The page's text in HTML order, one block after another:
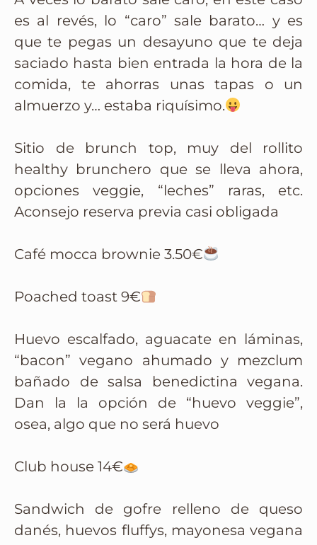
es al revés, lo “caro” sale barato… y es
que te pegas un desayuno que te deja
saciado hasta bien entrada la hora de la
comida, te ahorras unas tapas o un
almuerzo y… estaba riquísimo.
Sitio de brunch top, muy del rollito
healthy brunchero que se lleva ahora,
opciones veggie, “leches” raras, etc.
Aconsejo reserva previa casi obligada
Café mocca brownie 3.50€
Poached toast 9€
Huevo escalfado, aguacate en láminas,
“bacon” vegano ahumado y mezclum
bañado de salsa benedictina vegana.
Dan la la opción de “huevo veggie”,
osea, algo que no será huevo
Club house 14€
Sandwich de gofre relleno de queso
danés, huevos fluffys, mayonesa vegana